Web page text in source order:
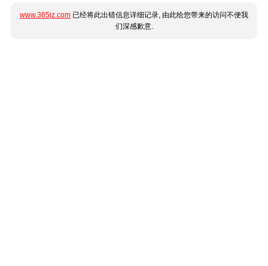
www.365jz.com 已经将此出错信息详细记录, 由此给您带来的访问不便我
们深感歉意.